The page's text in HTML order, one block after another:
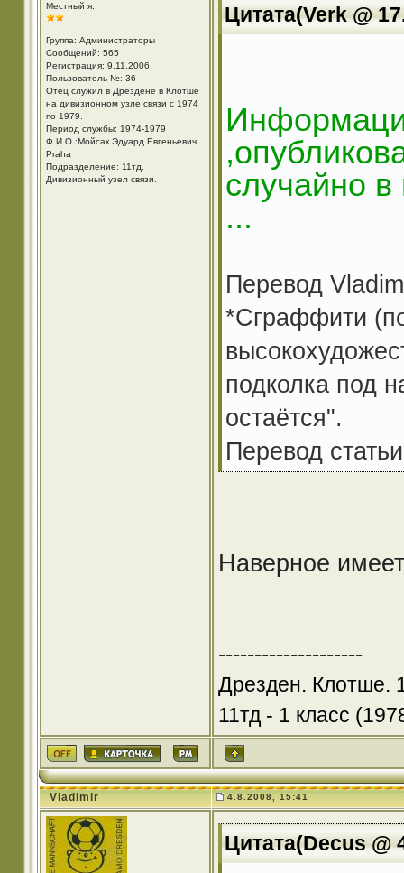
Местный я.
Группа: Администраторы
Сообщений: 565
Регистрация: 9.11.2006
Пользователь №: 36
Отец служил в Дрездене в Клотше
на дивизионном узле связи с 1974
по 1979.
Период службы: 1974-1979
Ф.И.О.:Мойсак Эдуард Евгеньевич
Praha
Подразделение: 11тд.
Дивизионный узел связи.
Цитата(Verk @
случайно в
...
Перевод
*Сграффити
подколка под
остаётся".
Перевод
Наверное
--------------------
Дрезден. Клотше.
11тд - 1 класс
Vladimir 4.8.2008, 15:41
Цитата(Decus @